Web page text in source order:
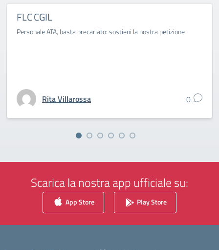
FLC CGIL
Personale ATA, basta precariato: sostieni la nostra petizione
Rita Villarossa 0
Scarica la nostra app ufficiale su:
App Store Play Store